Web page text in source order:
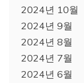
2024년 10월
2024년 9월
2024년 8월
2024년 7월
2024년 6월